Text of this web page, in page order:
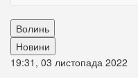
Волинь
Новини
19:31, 03 листопада 2022